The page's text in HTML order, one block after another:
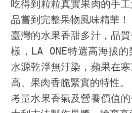
吃得到粒粒真實果肉的手
品嘗到完整果物風味精華！
臺灣的水果香甜多汁，品
樣，LA ONE特選高海拔
水源乾淨無汙染，蘋果在
高、果肉香脆緊實的特性。
考量水果香氣及營養價值